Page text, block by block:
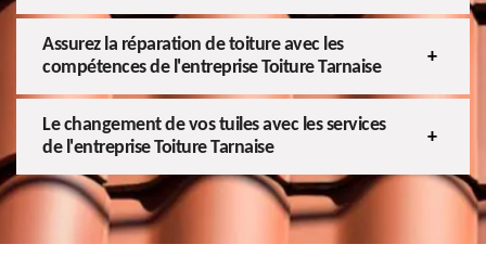
Assurez la réparation de toiture avec les
compétences de l'entreprise Toiture Tarnaise
Le changement de vos tuiles avec les services
de l'entreprise Toiture Tarnaise